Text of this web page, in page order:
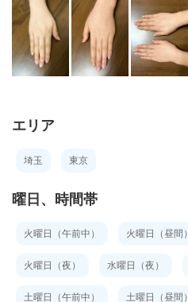
エリア
埼玉 東京
曜日、時間帯
火曜日（午前中） 火曜日（昼間）
火曜日（夜） 水曜日（夜）
土曜日（午前中） 土曜日（昼間）